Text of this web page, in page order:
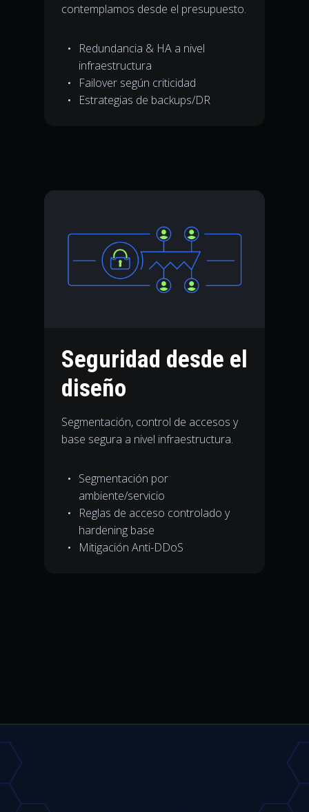
contemplamos desde el presupuesto.
Redundancia & HA a nivel
infraestructura
Failover según criticidad
Estrategias de backups/DR
Seguridad desde el
diseño
Segmentación, control de accesos y
base segura a nivel infraestructura.
Segmentación por
ambiente/servicio
Reglas de acceso controlado y
hardening base
Mitigación Anti-DDoS